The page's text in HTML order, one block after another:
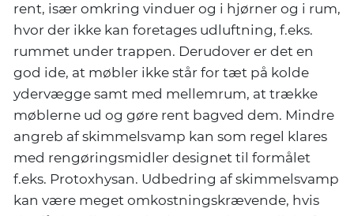
rent, især omkring vinduer og i hjørner og i rum,
hvor der ikke kan foretages udluftning, f.eks.
rummet under trappen. Derudover er det en
god ide, at møbler ikke står for tæt på kolde
ydervægge samt med mellemrum, at trække
møblerne ud og gøre rent bagved dem. Mindre
angreb af skimmelsvamp kan som regel klares
med rengøringsmidler designet til formålet
f.eks. Protoxhysan. Udbedring af skimmelsvamp
kan være meget omkostningskrævende, hvis